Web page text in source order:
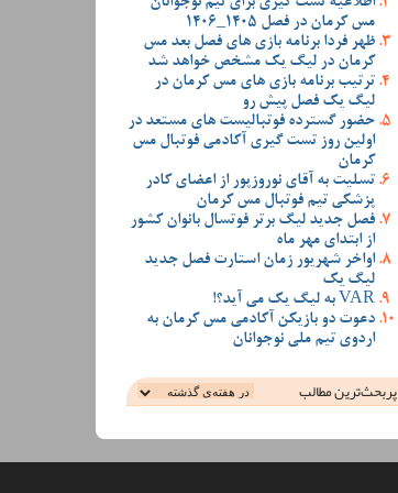
مس کرمان در فصل 1405_1406
ظهر فردا برنامه بازی های فصل بعد مس
کرمان در لیگ یک مشخص خواهد شد
ترتیب برنامه بازی های مس کرمان در
لیگ یک فصل پیش رو
حضور گسترده فوتبالیست های مستعد در
اولین روز تست گیری آکادمی فوتبال مس
کرمان
تسلیت به آقای نوروزپور از اعضای کادر
پزشکی تیم فوتبال مس کرمان
فصل جدید لیگ برتر فوتسال بانوان کشور
از ابتدای مهر ماه
اواخر شهریور زمان استارت فصل جدید
لیگ یک
VAR به لیگ یک می آید؟!
دعوت دو بازیکن آکادمی مس کرمان به
اردوی تیم ملی نوجوانان
پربحث‌ترین‌ مطالب